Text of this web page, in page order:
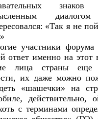
«Так я не
участники форума
ответ именно на
лица страны еще
их даже можно
«шашечки» на
действительно,
с терминами